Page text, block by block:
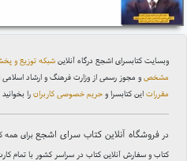
وبسایت کتابسرای اشجع درگاه آنلاینشبکه توزیع و
مشخص و مجوز رسمی از وزارت فرهنگ و ارشاد
مقررات این کتابسرا وحریم خصوصی کاربرانرا بخوانید
درفروشگاه آنلاین کتاب سرای اشجع برای همه
کتاب و سفارش آنلاین کتاب در سراسر کشور با تمام